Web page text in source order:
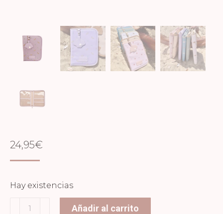
24,95€
Hay existencias
PORTADOCUMENTOSAñadir al carrito